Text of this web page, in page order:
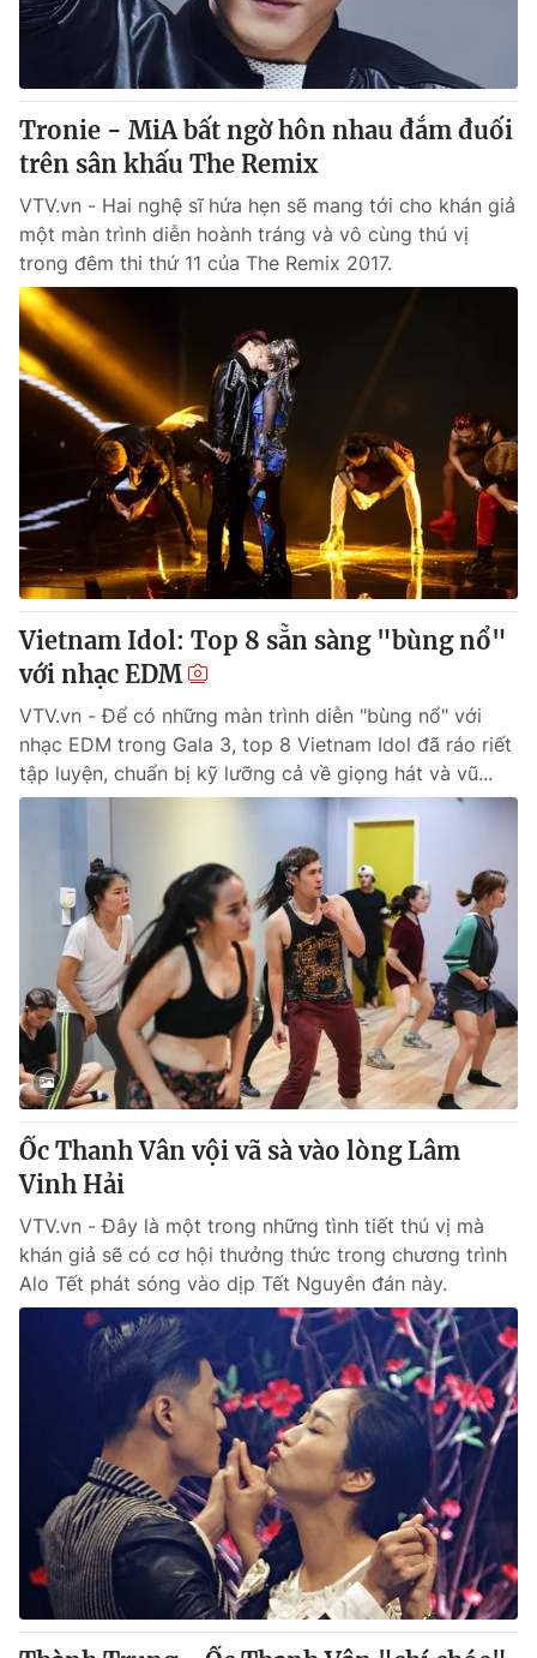
Tronie - MiA bất ngờ hôn nhau đắm đuối
trên sân khấu The Remix
VTV.vn - Hai nghệ sĩ hứa hẹn sẽ mang tới cho khán giả
một màn trình diễn hoành tráng và vô cùng thú vị
trong đêm thi thứ 11 của The Remix 2017.
Vietnam Idol: Top 8 sẵn sàng "bùng nổ"
với nhạc EDM
VTV.vn - Để có những màn trình diễn "bùng nổ" với
nhạc EDM trong Gala 3, top 8 Vietnam Idol đã ráo riết
tập luyện, chuẩn bị kỹ lưỡng cả về giọng hát và vũ...
Ốc Thanh Vân vội vã sà vào lòng Lâm
Vinh Hải
VTV.vn - Đây là một trong những tình tiết thú vị mà
khán giả sẽ có cơ hội thưởng thức trong chương trình
Alo Tết phát sóng vào dịp Tết Nguyên đán này.